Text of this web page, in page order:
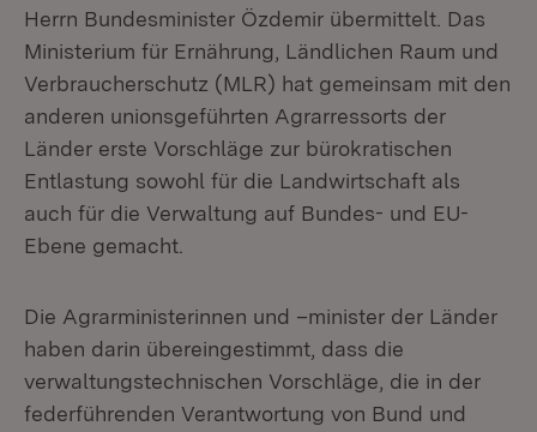
Herrn Bundesminister Özdemir übermittelt. Das
Ministerium für Ernährung, Ländlichen Raum und
Verbraucherschutz (MLR) hat gemeinsam mit den
anderen unionsgeführten Agrarressorts der
Länder erste Vorschläge zur bürokratischen
Entlastung sowohl für die Landwirtschaft als
auch für die Verwaltung auf Bundes- und EU-
Ebene gemacht.
Die Agrarministerinnen und –minister der Länder
haben darin übereingestimmt, dass die
verwaltungstechnischen Vorschläge, die in der
federführenden Verantwortung von Bund und